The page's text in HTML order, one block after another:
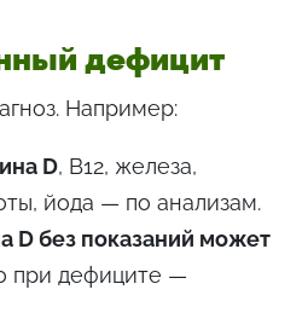
дефицит
Например:
D, B12, железа,
йода — по анализам.
D без показаний может
при дефиците —